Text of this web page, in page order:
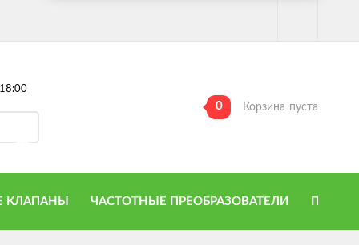
0 Корзина пуста
КЛАПАНЫ ЧАСТОТНЫЕ ПРЕОБРАЗОВАТЕЛИ